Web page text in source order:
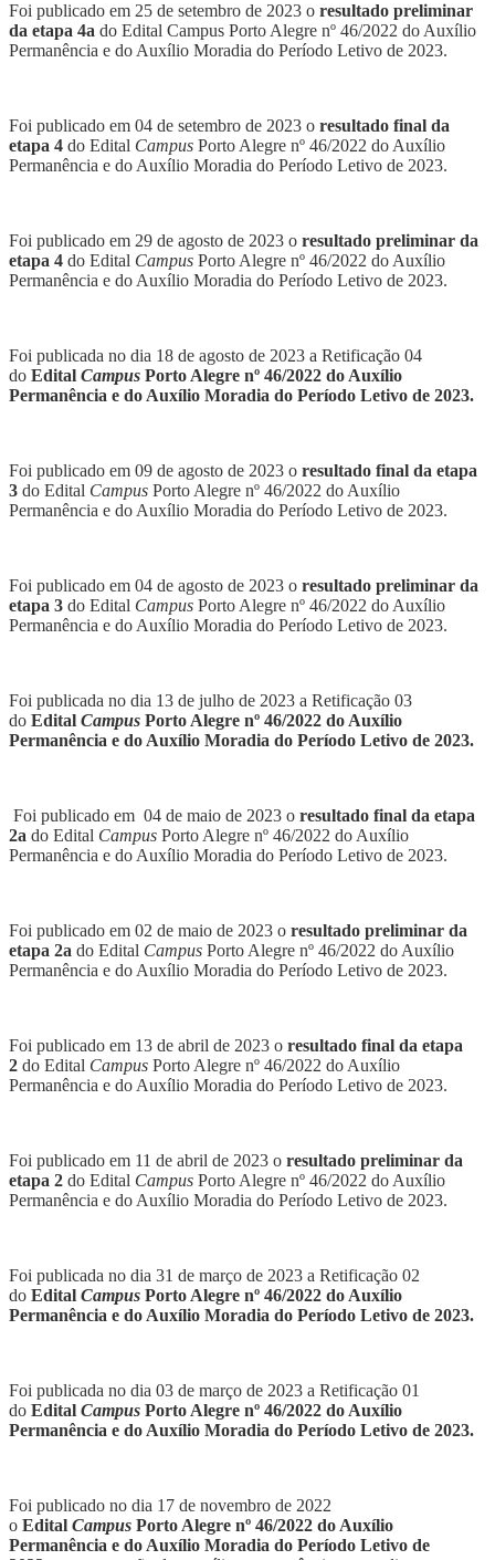
Foi publicado em 25 de setembro de 2023 o resultado preliminar
da etapa 4a do Edital Campus Porto Alegre nº 46/2022 do Auxílio
Permanência e do Auxílio Moradia do Período Letivo de 2023.
Foi publicado em 04 de setembro de 2023 o resultado final da
etapa 4 do Edital Campus Porto Alegre nº 46/2022 do Auxílio
Permanência e do Auxílio Moradia do Período Letivo de 2023.
Foi publicado em 29 de agosto de 2023 o resultado preliminar da
etapa 4 do Edital Campus Porto Alegre nº 46/2022 do Auxílio
Permanência e do Auxílio Moradia do Período Letivo de 2023.
Foi publicada no dia 18 de agosto de 2023 a Retificação 04
do Edital Campus Porto Alegre nº 46/2022 do Auxílio
Permanência e do Auxílio Moradia do Período Letivo de 2023.
Foi publicado em 09 de agosto de 2023 o resultado final da etapa
3 do Edital Campus Porto Alegre nº 46/2022 do Auxílio
Permanência e do Auxílio Moradia do Período Letivo de 2023.
Foi publicado em 04 de agosto de 2023 o resultado preliminar da
etapa 3 do Edital Campus Porto Alegre nº 46/2022 do Auxílio
Permanência e do Auxílio Moradia do Período Letivo de 2023.
Foi publicada no dia 13 de julho de 2023 a Retificação 03
do Edital Campus Porto Alegre nº 46/2022 do Auxílio
Permanência e do Auxílio Moradia do Período Letivo de 2023.
Foi publicado em 04 de maio de 2023 o resultado final da etapa
2a do Edital Campus Porto Alegre nº 46/2022 do Auxílio
Permanência e do Auxílio Moradia do Período Letivo de 2023.
Foi publicado em 02 de maio de 2023 o resultado preliminar da
etapa 2a do Edital Campus Porto Alegre nº 46/2022 do Auxílio
Permanência e do Auxílio Moradia do Período Letivo de 2023.
Foi publicado em 13 de abril de 2023 o resultado final da etapa
2 do Edital Campus Porto Alegre nº 46/2022 do Auxílio
Permanência e do Auxílio Moradia do Período Letivo de 2023.
Foi publicado em 11 de abril de 2023 o resultado preliminar da
etapa 2 do Edital Campus Porto Alegre nº 46/2022 do Auxílio
Permanência e do Auxílio Moradia do Período Letivo de 2023.
Foi publicada no dia 31 de março de 2023 a Retificação 02
do Edital Campus Porto Alegre nº 46/2022 do Auxílio
Permanência e do Auxílio Moradia do Período Letivo de 2023.
Foi publicada no dia 03 de março de 2023 a Retificação 01
do Edital Campus Porto Alegre nº 46/2022 do Auxílio
Permanência e do Auxílio Moradia do Período Letivo de 2023.
Foi publicado no dia 17 de novembro de 2022
o Edital Campus Porto Alegre nº 46/2022 do Auxílio
Permanência e do Auxílio Moradia do Período Letivo de